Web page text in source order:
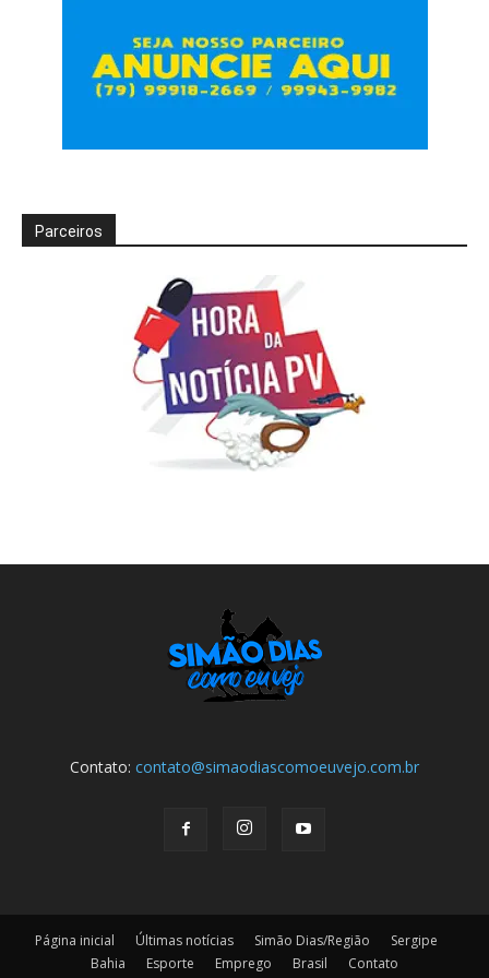
Parceiros
Contato: contato@simaodiascomoeuvejo.com.br
Página inicial Últimas notícias Simão Dias/Região
Sergipe
Bahia
Esporte Emprego Brasil Contato